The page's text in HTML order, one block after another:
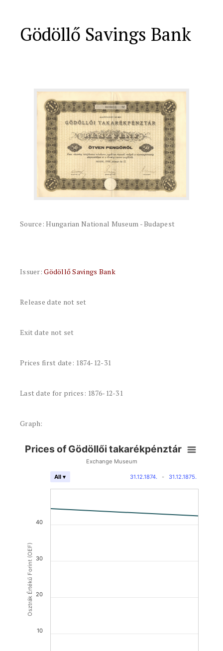
Gödöllő Savings Bank
Source: Hungarian National Museum - Budapest
Issuer:Gödöllő Savings Bank
Release date not set
Exit date not set
Prices first date: 1874-12-31
Last date for prices: 1876-12-31
Graph:
Osztrák Értékű Forint (OEF)
Prices of Gödöllői takarékpénztár
Exchange Museum
31.12.1874. - 31.12.1875.
All ▾
10
20
30
40